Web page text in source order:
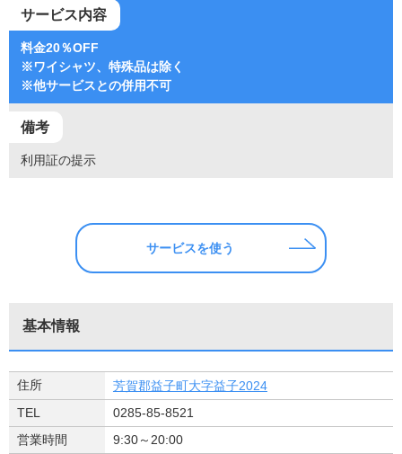
サービス内容
料金20％OFF
※ワイシャツ、特殊品は除く
※他サービスとの併用不可
備考
利用証の提示
サービスを使う
基本情報
住所
芳賀郡益子町大字益子2024
TEL
0285-85-8521
営業時間
9:30～20:00